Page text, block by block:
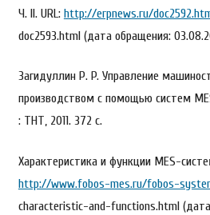
Ч. II. URL: http://erpnews.ru/
doc2593.html (дата обращения:
Загидуллин Р. P. Управление
производством с помощью систем
: ТНТ, 2011. 372 с.
Характеристика и функции MES-
http://www.fobos-mes.ru/fobos-
characteristic-and-functions.html